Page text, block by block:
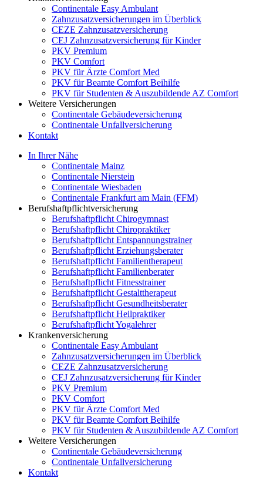
Continentale Easy Ambulant
Zahnzusatzversicherungen im Überblick
CEZE Zahnzusatzversicherung
CEJ Zahnzusatzversicherung für Kinder
PKV Premium
PKV Comfort
PKV für Ärzte Comfort Med
PKV für Beamte Comfort Beihilfe
PKV für Studenten & Auszubildende AZ Comfort
Weitere Versicherungen
Continentale Gebäudeversicherung
Continentale Unfallversicherung
Kontakt
In Ihrer Nähe
Continentale Mainz
Continentale Nierstein
Continentale Wiesbaden
Continentale Frankfurt am Main (FFM)
Berufshaftpflichtversicherung
Berufshaftpflicht Chirogymnast
Berufshaftpflicht Chiropraktiker
Berufshaftpflicht Entspannungstrainer
Berufshaftpflicht Erziehungsberater
Berufshaftpflicht Familientherapeut
Berufshaftpflicht Familienberater
Berufshaftpflicht Fitnesstrainer
Berufshaftpflicht Gestalttherapeut
Berufshaftpflicht Gesundheitsberater
Berufshaftpflicht Heilpraktiker
Berufshaftpflicht Yogalehrer
Krankenversicherung
Continentale Easy Ambulant
Zahnzusatzversicherungen im Überblick
CEZE Zahnzusatzversicherung
CEJ Zahnzusatzversicherung für Kinder
PKV Premium
PKV Comfort
PKV für Ärzte Comfort Med
PKV für Beamte Comfort Beihilfe
PKV für Studenten & Auszubildende AZ Comfort
Weitere Versicherungen
Continentale Gebäudeversicherung
Continentale Unfallversicherung
Kontakt